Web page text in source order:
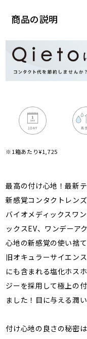
商品の説明
※1箱あたり¥1,725
最高の付け心地！最新
新感覚コンタクトレンズ
バイオメディックスワ
ックスEV、ワンデーア
心地の新感覚の使い捨
旧オキュラーサイエン
にも含まれる塩化ホス
ジーを採用して極上の
ました！目に与える潤
付け心地の良さの秘密